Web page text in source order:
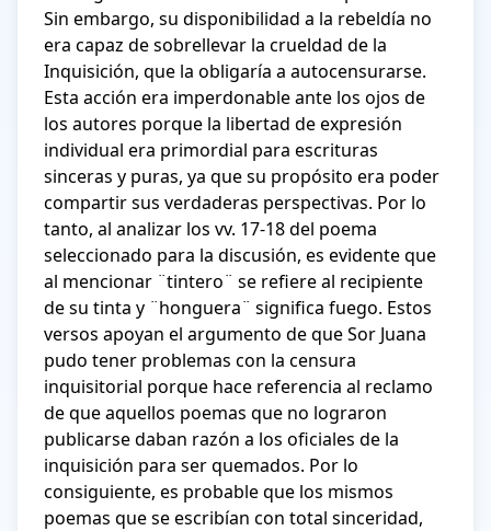
Sin embargo, su disponibilidad a la rebeldía no
era capaz de sobrellevar la crueldad de la
Inquisición, que la obligaría a autocensurarse.
Esta acción era imperdonable ante los ojos de
los autores porque la libertad de expresión
individual era primordial para escrituras
sinceras y puras, ya que su propósito era poder
compartir sus verdaderas perspectivas. Por lo
tanto, al analizar los vv. 17-18 del poema
seleccionado para la discusión, es evidente que
al mencionar ¨tintero¨ se refiere al recipiente
de su tinta y ¨honguera¨ significa fuego. Estos
versos apoyan el argumento de que Sor Juana
pudo tener problemas con la censura
inquisitorial porque hace referencia al reclamo
de que aquellos poemas que no lograron
publicarse daban razón a los oficiales de la
inquisición para ser quemados. Por lo
consiguiente, es probable que los mismos
poemas que se escribían con total sinceridad,